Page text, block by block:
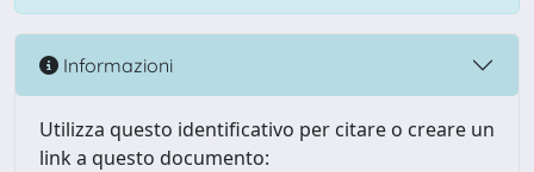
Informazioni
Utilizza questo identificativo per citare o creare un
link a questo documento: